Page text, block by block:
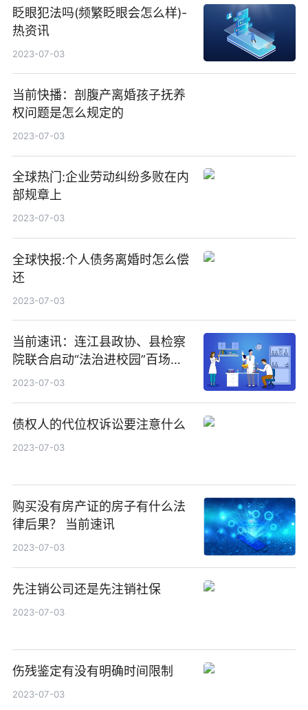
眨眼犯法吗(频繁眨眼会怎么样)-
热资讯
2023-07-03
当前快播：剖腹产离婚孩子抚养
权问题是怎么规定的
2023-07-03
全球热门:企业劳动纠纷多败在内
部规章上
2023-07-03
全球快报:个人债务离婚时怎么偿
还
2023-07-03
当前速讯：连江县政协、县检察
院联合启动“法治进校园”百场宣
讲，共画普法宣传同心圆
2023-07-03
债权人的代位权诉讼要注意什么
2023-07-03
购买没有房产证的房子有什么法
律后果？ 当前速讯
2023-07-03
先注销公司还是先注销社保
2023-07-03
伤残鉴定有没有明确时间限制
2023-07-03